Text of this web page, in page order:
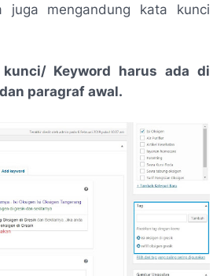
juga mengandung kata kunci
Keyword harus ada di
paragraf awal.